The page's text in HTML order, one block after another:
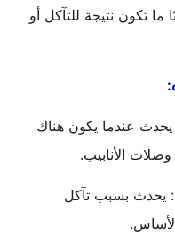
تكون نتيجة للتآكل أو
عندما يكون هناك
الأنابيب.
يحدث بسبب تآكل